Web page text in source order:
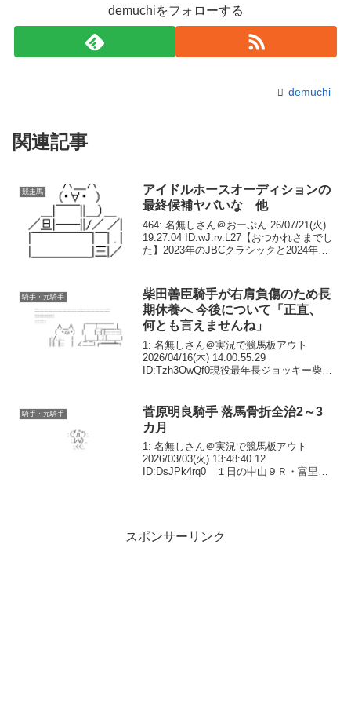
demuchiをフォローする
demuchi
関連記事
競走馬
アイドルホースオーディションの
最終候補ヤバいな 他
464: 名無しさん＠おーぷん 26/07/21(火)
19:27:04 ID:wJ.rv.L27【おつかれさまでし
た】2023年のJBCクラシックと2024年の
すること...
騎手・元騎手
柴田善臣騎手が右肩負傷のため長
期休養へ 今後について「正直、
何とも言えませんね」
1: 名無しさん＠実況で競馬板アウト
2026/04/16(木) 14:00:55.29
ID:Tzh3OwQf0現役最年長ジョッキー柴田
ョッキーで、本紙連載でもおなじ...
騎手・元騎手
菅原明良騎手 落馬骨折全治2～3
カ月
1: 名無しさん＠実況で競馬板アウト
2026/03/03(火) 13:48:40.12
ID:DsJPk4rq0 １日の中山９Ｒ・富里特
スポンサーリンク